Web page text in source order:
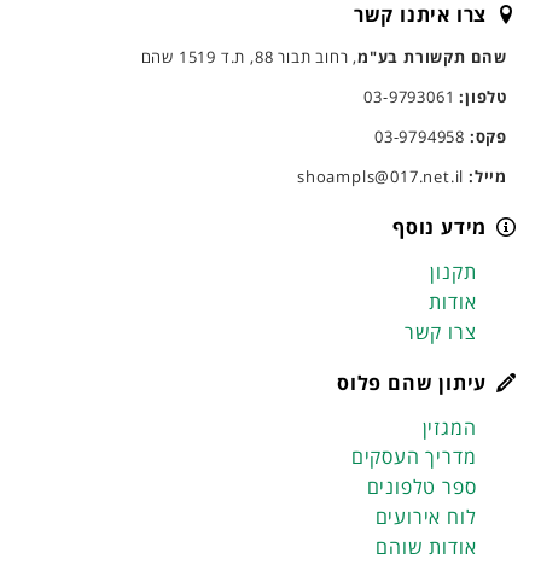
צרו איתנו קשר
שהם תקשורת בע"מ, רחוב תבור 88, ת.ד 1519 שהם
טלפון:03-9793061
פקס:
מייל:
מידע נוסף
תקנון
אודות
צרו קשר
עיתון שהם פלוס
המגזין
מדריך העסקים
ספר טלפונים
לוח אירועים
אודות שוהם